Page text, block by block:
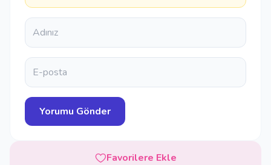
Favorilere Ekle